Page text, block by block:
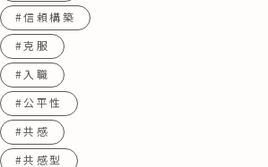
#信頼構築
#克服
#入職
#公平性
#共感
#共感型